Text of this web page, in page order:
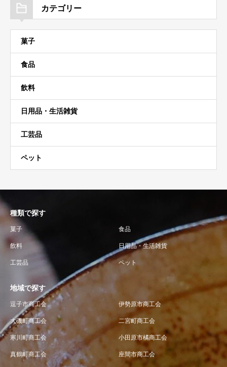
カテゴリー
菓子
食品
飲料
日用品・生活雑貨
工芸品
ペット
種類で探す
菓子 食品
飲料 日用品・生活雑貨
工芸品 ペット
地域で探す
逗子市商工会 伊勢原市商工会
大磯町商工会 二宮町商工会
寒川町商工会 小田原市橘商工会
真鶴町商工会 座間市商工会